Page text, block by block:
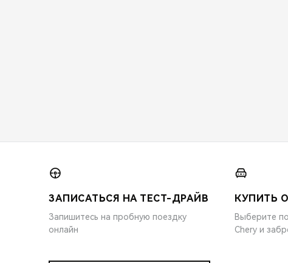
ЗАПИСАТЬСЯ НА ТЕСТ-ДРАЙВ
Запишитесь на пробную поездку
онлайн
КУПИТЬ
Выберите
Chery и